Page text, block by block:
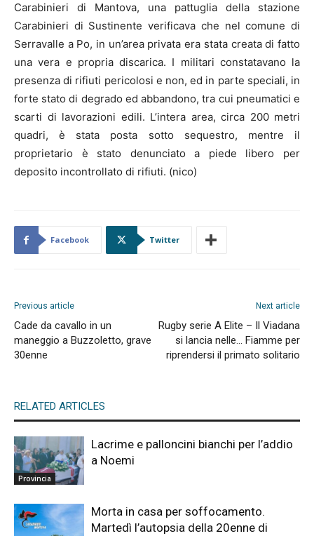
Carabinieri di Mantova, una pattuglia della stazione
Carabinieri di Sustinente verificava che nel comune di
Serravalle a Po, in un’area privata era stata creata di fatto
una vera e propria discarica. I militari constatavano la
presenza di rifiuti pericolosi e non, ed in parte speciali, in
forte stato di degrado ed abbandono, tra cui pneumatici e
scarti di lavorazioni edili. L’intera area, circa 200 metri
quadri, è stata posta sotto sequestro, mentre il
proprietario è stato denunciato a piede libero per
deposito incontrollato di rifiuti. (nico)
Facebook Twitter
Previous article
Cade da cavallo in un
maneggio a Buzzoletto, grave
30enne
Next article
Rugby serie A Elite – Il Viadana
si lancia nelle… Fiamme per
riprendersi il primato solitario
RELATED ARTICLES
Provincia
Lacrime e palloncini bianchi per l’addio
a Noemi
Morta in casa per soffocamento.
Martedì l’autopsia della 20enne di